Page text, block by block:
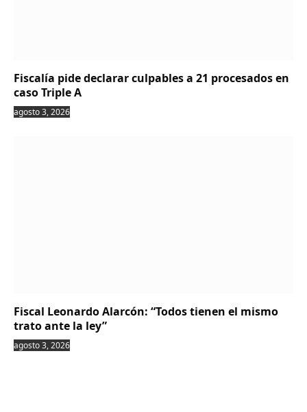
Fiscalía pide declarar culpables a 21 procesados en
caso Triple A
agosto 3, 2026
Fiscal Leonardo Alarcón: “Todos tienen el mismo
trato ante la ley”
agosto 3, 2026